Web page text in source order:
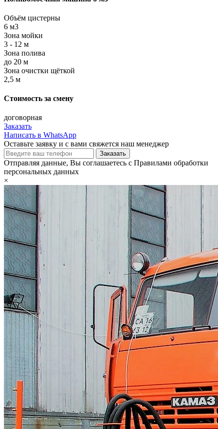
Объём цистерны
6 м3
Зона мойки
3 - 12 м
Зона полива
до 20 м
Зона очистки щёткой
2,5 м
Стоимость за смену
договорная
Заказать
Написать в WhatsApp
Оставьте заявку и с вами свяжется наш менеджер
Отправляя данные, Вы соглашаетесь с Правилами обработки
персональных данных
×